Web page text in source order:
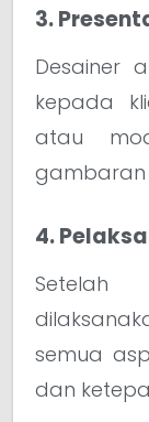
3.
Desainer
kepada
atau
gambaran
4.
Setelah
semua
dan